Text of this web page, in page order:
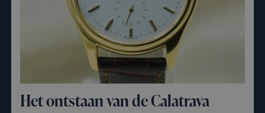
Het ontstaan van de Calatrava